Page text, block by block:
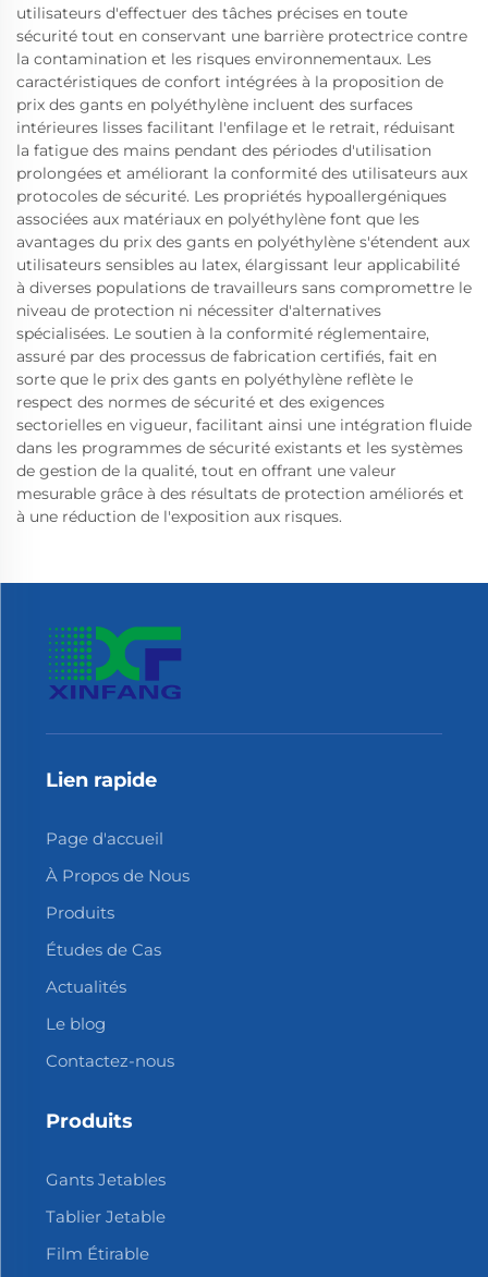
utilisateurs d'effectuer des tâches précises en toute
sécurité tout en conservant une barrière protectrice contre
la contamination et les risques environnementaux. Les
caractéristiques de confort intégrées à la proposition de
prix des gants en polyéthylène incluent des surfaces
intérieures lisses facilitant l'enfilage et le retrait, réduisant
la fatigue des mains pendant des périodes d'utilisation
prolongées et améliorant la conformité des utilisateurs aux
protocoles de sécurité. Les propriétés hypoallergéniques
associées aux matériaux en polyéthylène font que les
avantages du prix des gants en polyéthylène s'étendent aux
utilisateurs sensibles au latex, élargissant leur applicabilité
à diverses populations de travailleurs sans compromettre le
niveau de protection ni nécessiter d'alternatives
spécialisées. Le soutien à la conformité réglementaire,
assuré par des processus de fabrication certifiés, fait en
sorte que le prix des gants en polyéthylène reflète le
respect des normes de sécurité et des exigences
sectorielles en vigueur, facilitant ainsi une intégration fluide
dans les programmes de sécurité existants et les systèmes
de gestion de la qualité, tout en offrant une valeur
mesurable grâce à des résultats de protection améliorés et
à une réduction de l'exposition aux risques.
Lien rapide
Page d'accueil
À Propos de Nous
Produits
Études de Cas
Actualités
Le blog
Contactez-nous
Produits
Gants Jetables
Tablier Jetable
Film Étirable